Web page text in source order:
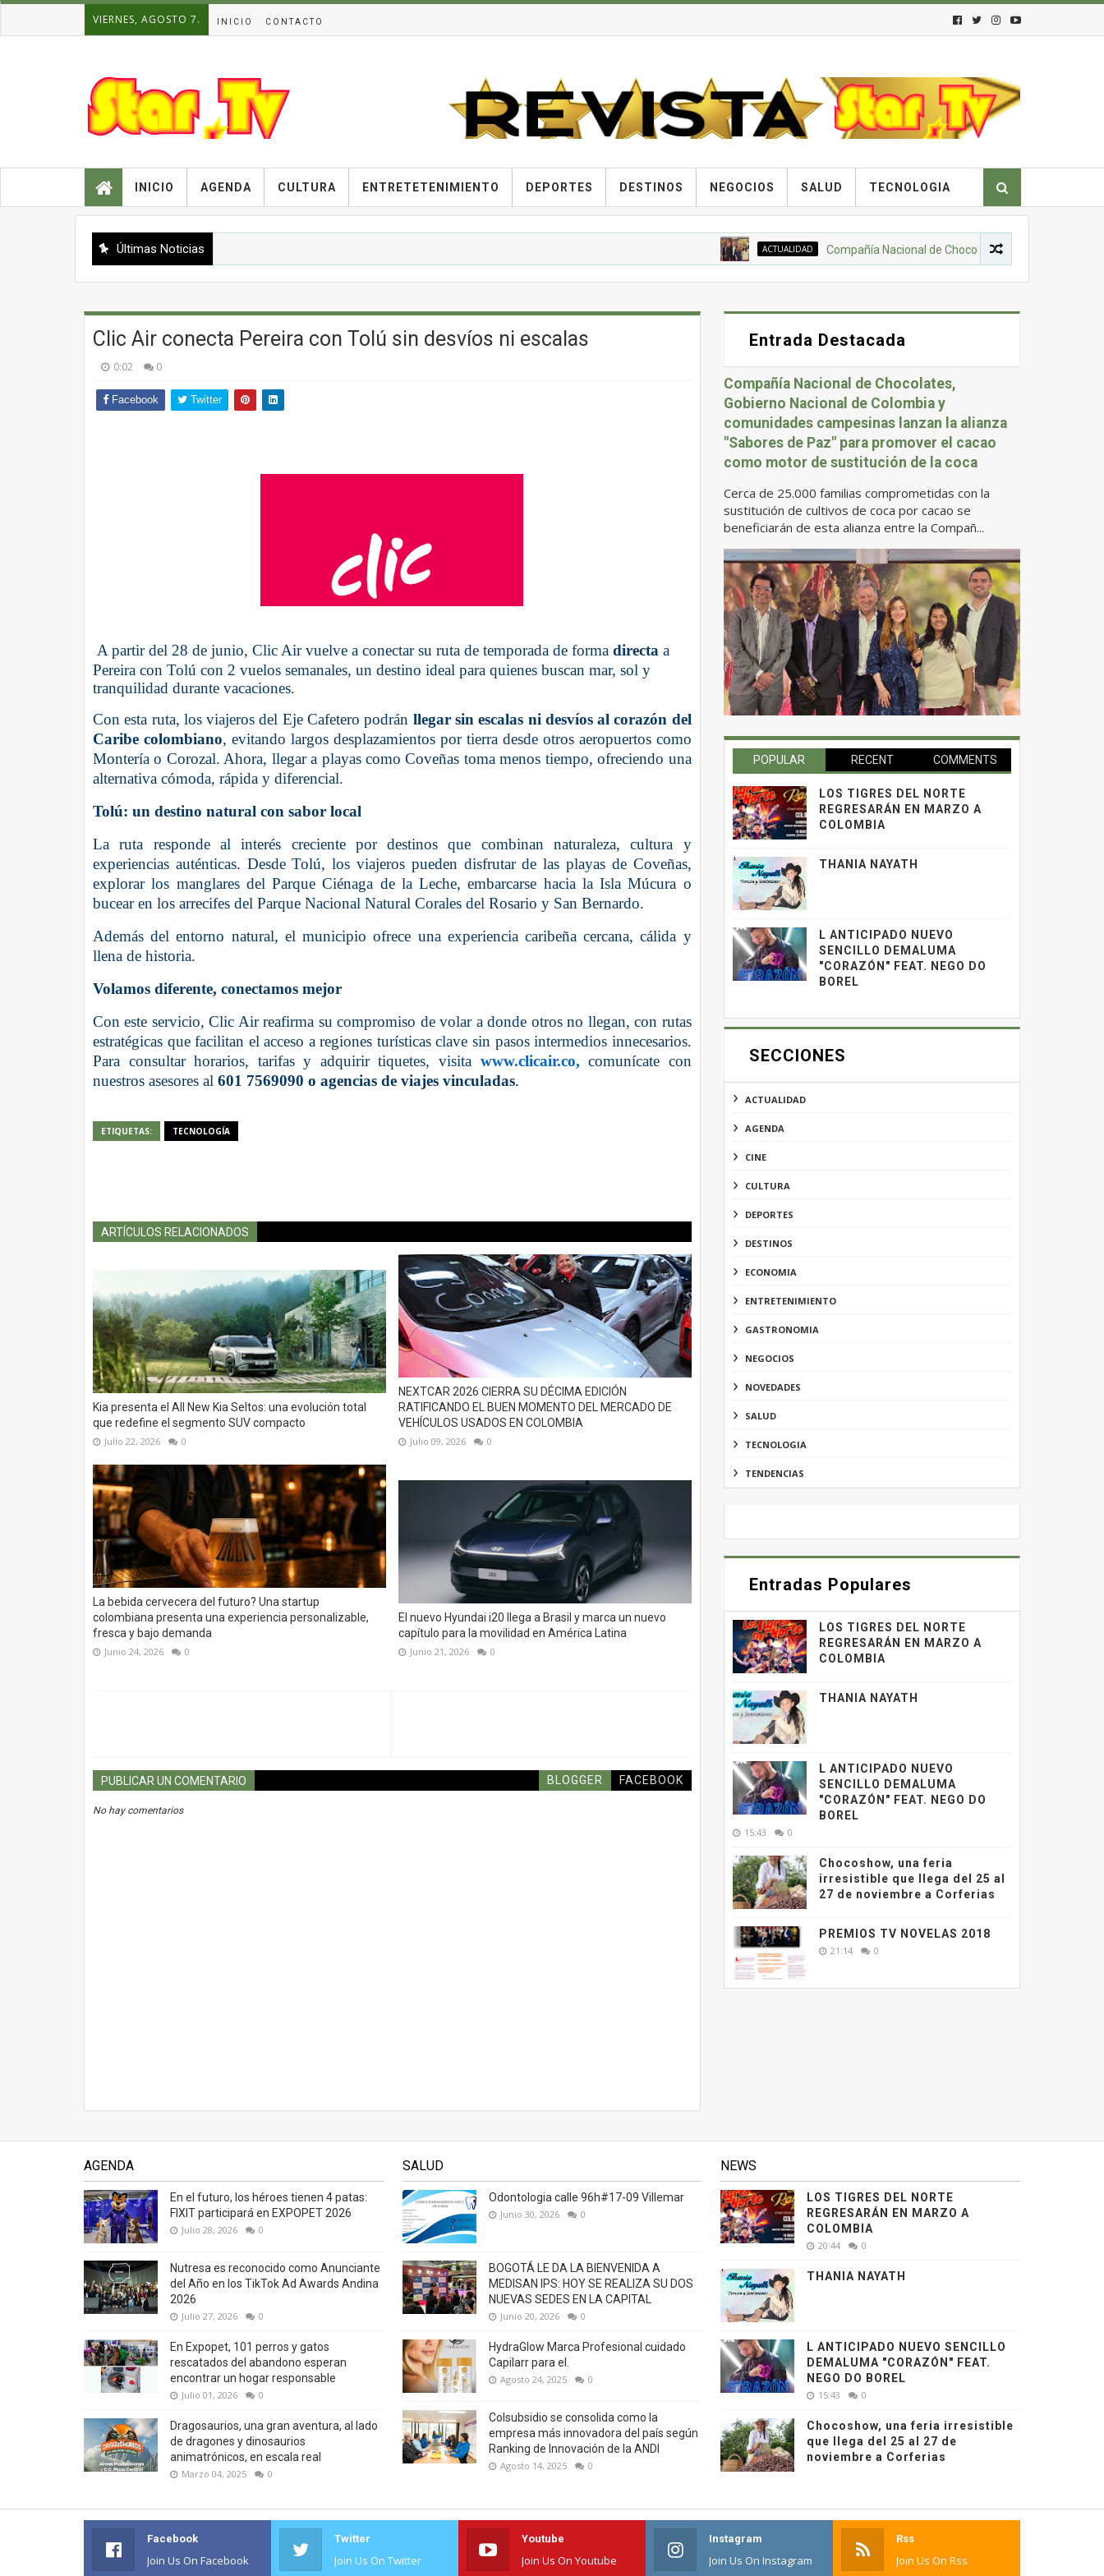
VIERNES, AGOSTO 7. INICIO CONTACTO
INICIO AGENDA CULTURA ENTRETETENIMIENTO DEPORTES DESTINOS NEGOCIOS SALUD TECNOLOGIA
Últimas Noticias ACTUALIDAD Compañía Nacional de Chocolates, Gobierno Nacional de
Clic Air conecta Pereira con Tolú sin desvíos ni escalas
0:02 0
Facebook Twitter
A partir del 28 de junio, Clic Air vuelve a conectar su ruta de temporada de forma directa a
Pereira con Tolú con 2 vuelos semanales, un destino ideal para quienes buscan mar, sol y
tranquilidad durante vacaciones.
Con esta ruta, los viajeros del Eje Cafetero podrán llegar sin escalas ni desvíos al corazón del
Caribe colombiano, evitando largos desplazamientos por tierra desde otros aeropuertos como
Montería o Corozal. Ahora, llegar a playas como Coveñas toma menos tiempo, ofreciendo una
alternativa cómoda, rápida y diferencial.
Tolú: un destino natural con sabor local
La ruta responde al interés creciente por destinos que combinan naturaleza, cultura y
experiencias auténticas. Desde Tolú, los viajeros pueden disfrutar de las playas de Coveñas,
explorar los manglares del Parque Ciénaga de la Leche, embarcarse hacia la Isla Múcura o
bucear en los arrecifes del Parque Nacional Natural Corales del Rosario y San Bernardo.
Además del entorno natural, el municipio ofrece una experiencia caribeña cercana, cálida y
llena de historia.
Volamos diferente, conectamos mejor
Con este servicio, Clic Air reafirma su compromiso de volar a donde otros no llegan, con rutas
estratégicas que facilitan el acceso a regiones turísticas clave sin pasos intermedios innecesarios.
Para consultar horarios, tarifas y adquirir tiquetes, visita www.clicair.co, comunícate con
nuestros asesores al 601 7569090 o agencias de viajes vinculadas.
ETIQUETAS: TECNOLOGÍA
ARTÍCULOS RELACIONADOS
Kia presenta el All New Kia Seltos: una evolución total
que redefine el segmento SUV compacto
Julio 22, 2026 0
NEXTCAR 2026 CIERRA SU DÉCIMA EDICIÓN
RATIFICANDO EL BUEN MOMENTO DEL MERCADO DE
VEHÍCULOS USADOS EN COLOMBIA
Julio 09, 2026 0
La bebida cervecera del futuro? Una startup
colombiana presenta una experiencia personalizable,
fresca y bajo demanda
Junio 24, 2026 0
El nuevo Hyundai i20 llega a Brasil y marca un nuevo
capítulo para la movilidad en América Latina
Junio 21, 2026 0
PUBLICAR UN COMENTARIO BLOGGER FACEBOOK
No hay comentarios
Entrada Destacada
Compañía Nacional de Chocolates,
Gobierno Nacional de Colombia y
comunidades campesinas lanzan la alianza
"Sabores de Paz" para promover el cacao
como motor de sustitución de la coca
Cerca de 25.000 familias comprometidas con la
sustitución de cultivos de coca por cacao se
beneficiarán de esta alianza entre la Compañ...
POPULAR RECENT COMMENTS
LOS TIGRES DEL NORTE
REGRESARÁN EN MARZO A
COLOMBIA
THANIA NAYATH
L ANTICIPADO NUEVO
SENCILLO DEMALUMA
"CORAZÓN" FEAT. NEGO DO
BOREL
SECCIONES
ACTUALIDAD
AGENDA
CINE
CULTURA
DEPORTES
DESTINOS
ECONOMIA
ENTRETENIMIENTO
GASTRONOMIA
NEGOCIOS
NOVEDADES
SALUD
TECNOLOGIA
TENDENCIAS
Entradas Populares
LOS TIGRES DEL NORTE
REGRESARÁN EN MARZO A
COLOMBIA
THANIA NAYATH
L ANTICIPADO NUEVO
SENCILLO DEMALUMA
"CORAZÓN" FEAT. NEGO DO
BOREL
15:43 0
Chocoshow, una feria
irresistible que llega del 25 al
27 de noviembre a Corferias
PREMIOS TV NOVELAS 2018
21:14 0
AGENDA
En el futuro, los héroes tienen 4 patas:
FIXIT participará en EXPOPET 2026
Julio 28, 2026 0
Nutresa es reconocido como Anunciante
del Año en los TikTok Ad Awards Andina
2026
Julio 27, 2026 0
En Expopet, 101 perros y gatos
rescatados del abandono esperan
encontrar un hogar responsable
Julio 01, 2026 0
Dragosaurios, una gran aventura, al lado
de dragones y dinosaurios
animatrónicos, en escala real
Marzo 04, 2025 0
SALUD
Odontologia calle 96h#17-09 Villemar
Junio 30, 2026 0
BOGOTÁ LE DA LA BIENVENIDA A
MEDISAN IPS: HOY SE REALIZA SU DOS
NUEVAS SEDES EN LA CAPITAL
Junio 20, 2026 0
HydraGlow Marca Profesional cuidado
Capilarr para el.
Agosto 24, 2025 0
Colsubsidio se consolida como la
empresa más innovadora del país según
Ranking de Innovación de la ANDI
Agosto 14, 2025 0
NEWS
LOS TIGRES DEL NORTE
REGRESARÁN EN MARZO A
COLOMBIA
20:44 0
THANIA NAYATH
L ANTICIPADO NUEVO SENCILLO
DEMALUMA "CORAZÓN" FEAT.
NEGO DO BOREL
15:43 0
Chocoshow, una feria irresistible
que llega del 25 al 27 de
noviembre a Corferias
Facebook
Join Us On Facebook
Twitter
Join Us On Twitter
Youtube
Join Us On Youtube
Instagram
Join Us On Instagram
Rss
Join Us On Rss